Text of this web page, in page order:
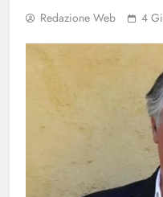
Redazione Web 4